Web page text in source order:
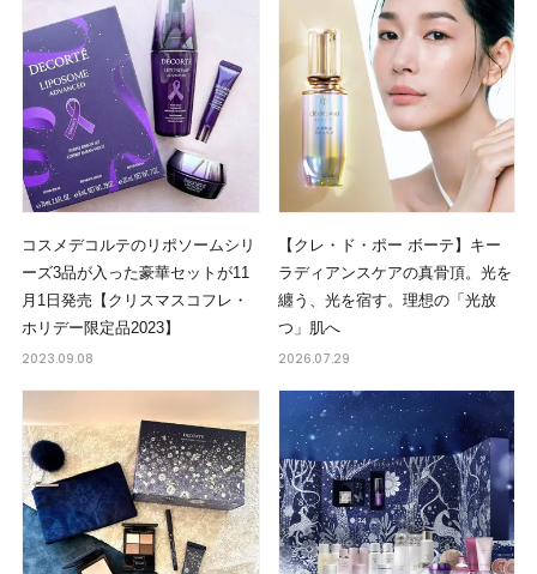
コスメデコルテのリポソームシリ
ーズ3品が入った豪華セットが11
月1日発売【クリスマスコフレ・
ホリデー限定品2023】
2023.09.08
【クレ・ド・ポー ボーテ】キー
ラディアンスケアの真骨頂。光を
纏う、光を宿す。理想の「光放
つ」肌へ
2026.07.29